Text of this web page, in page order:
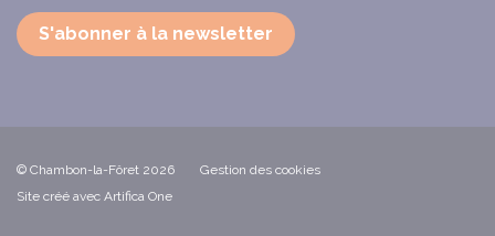
S'abonner à la newsletter
© Chambon-la-Fôret 2026
Gestion des cookies
Site créé avec Artifica One